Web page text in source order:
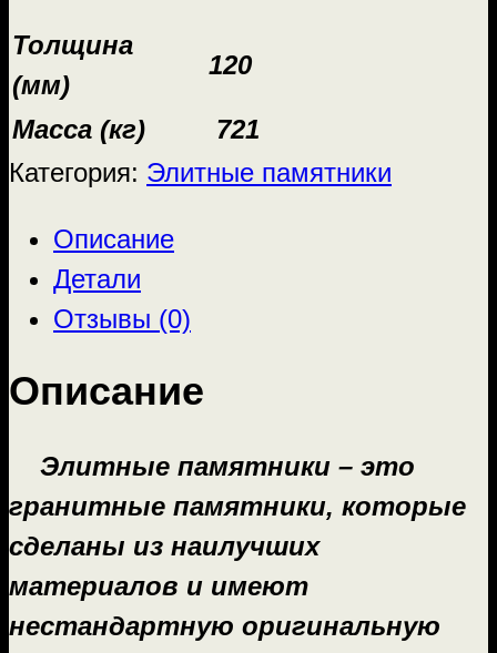
Толщина
(мм)
120
Масса (кг)
721
Категория: Элитные памятники
Описание
Детали
Отзывы (0)
Описание
Элитные памятники – это
гранитные памятники, которые
сделаны из наилучших
материалов и имеют
нестандартную оригинальную